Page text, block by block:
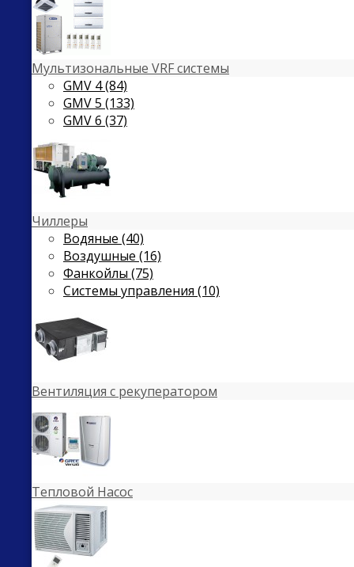
Мультизональные VRF системы
GMV 4 (84)
GMV 5 (133)
GMV 6 (37)
Чиллеры
Водяные (40)
Воздушные (16)
Фанкойлы (75)
Системы управления (10)
Вентиляция с рекуператором
Тепловой Насос